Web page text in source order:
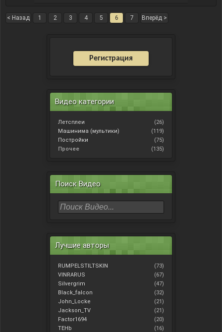
< Назад 1 2 3 4 5 6 7 Вперёд >
Регистрация
Видео категории
Летсплеи
(26)
Машинима (мультики)
(119)
Постройки
(75)
Прочее
(135)
Поиск Видео
Лучшие авторы
RUMPELSTILTSKIN
(73)
VINRARUS
(67)
Silvergrim
(47)
Black_falcon
(32)
John_Locke
(21)
Jackson_TV
(21)
Factor1694
(20)
TEHb
(16)